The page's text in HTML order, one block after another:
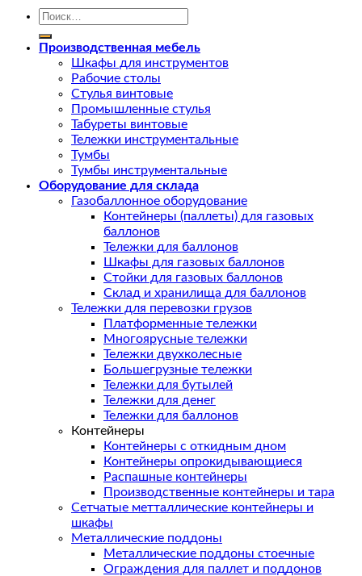
Искать:
Производственная мебель
Шкафы для инструментов
Рабочие столы
Стулья винтовые
Промышленные стулья
Табуреты винтовые
Тележки инструментальные
Тумбы
Тумбы инструментальные
Оборудование для склада
Газобаллонное оборудование
Контейнеры (паллеты) для газовых
баллонов
Тележки для баллонов
Шкафы для газовых баллонов
Стойки для газовых баллонов
Склад и хранилища для баллонов
Тележки для перевозки грузов
Платформенные тележки
Многоярусные тележки
Тележки двухколесные
Большегрузные тележки
Тележки для бутылей
Тележки для денег
Тележки для баллонов
Контейнеры
Контейнеры с откидным дном
Контейнеры опрокидывающиеся
Распашные контейнеры
Производственные контейнеры и тара
Сетчатые метталлические контейнеры и
шкафы
Металлические поддоны
Металлические поддоны стоечные
Ограждения для паллет и поддонов